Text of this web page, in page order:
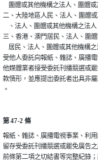
團體或其他機構之法人、團體
二、大陸地區人民、法人、團體
、法人、團體或其他機構之法
三、香港、澳門居民、法人、團
居民、法人、團體或其他機構
受他人委託向報紙、雜誌、廣播
他媒體業者接受委託刊播競選或
款情形，並應提出委託者出具非
。
第 47-2 條
報紙、雜誌、廣播電視事業、利
留存受委託刊播競選或罷免廣告
前條第二項之切結書等完整紀錄